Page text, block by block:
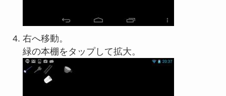
右へ移動。
緑の本棚をタップして拡大。